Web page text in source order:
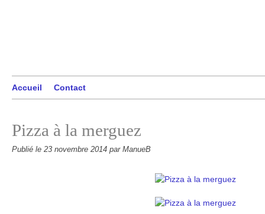
Accueil Contact
Pizza à la merguez
Publié le 23 novembre 2014 par ManueB